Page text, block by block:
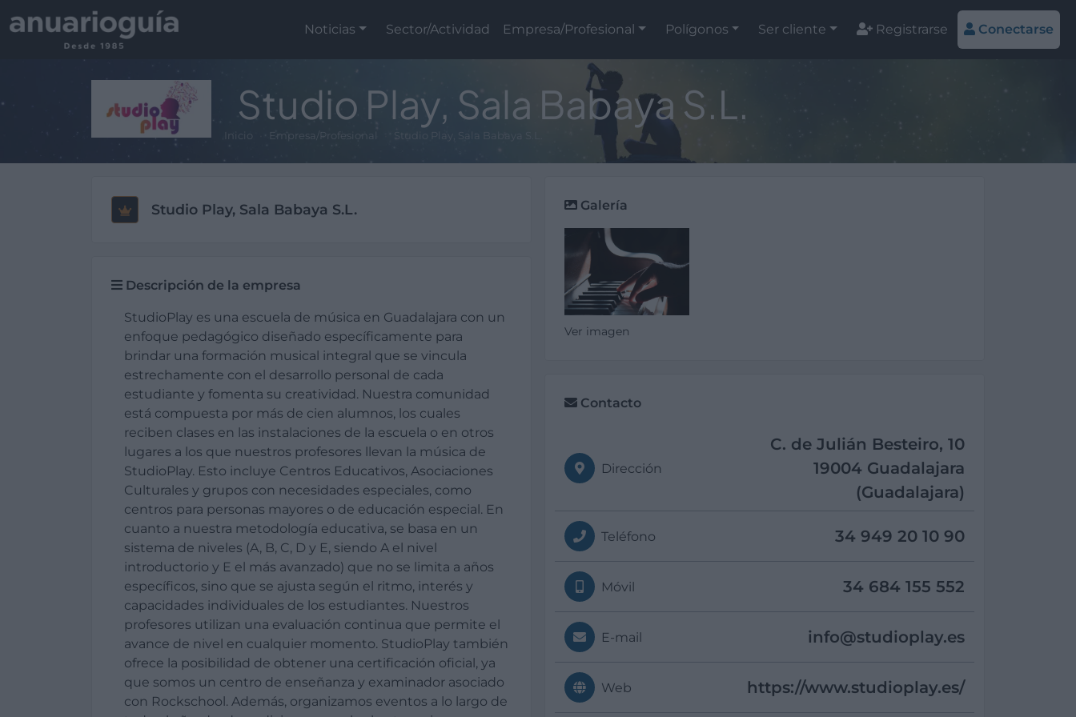
Noticias Sector/Actividad Empresa/Profesional Polígonos Ser cliente Registrarse Conectarse
Studio Play, Sala Babaya S.L.
Inicio Empresa/Profesional Studio Play, Sala Babaya S.L.
Studio Play, Sala Babaya S.L.
Descripción de la empresa
StudioPlay es una escuela de música en Guadalajara con un
enfoque pedagógico diseñado específicamente para
brindar una formación musical integral que se vincula
estrechamente con el desarrollo personal de cada
estudiante y fomenta su creatividad. Nuestra comunidad
está compuesta por más de cien alumnos, los cuales
reciben clases en las instalaciones de la escuela o en otros
lugares a los que nuestros profesores llevan la música de
StudioPlay. Esto incluye Centros Educativos, Asociaciones
Culturales y grupos con necesidades especiales, como
centros para personas mayores o de educación especial. En
cuanto a nuestra metodología educativa, se basa en un
sistema de niveles (A, B, C, D y E, siendo A el nivel
introductorio y E el más avanzado) que no se limita a años
específicos, sino que se ajusta según el ritmo, interés y
capacidades individuales de los estudiantes. Nuestros
profesores utilizan una evaluación continua que permite el
avance de nivel en cualquier momento. StudioPlay también
ofrece la posibilidad de obtener una certificación oficial, ya
que somos un centro de enseñanza y examinador asociado
con Rockschool. Además, organizamos eventos a lo largo de
Galería
Ver imagen
Contacto
Dirección
C. de Julián Besteiro, 10
19004 Guadalajara
(Guadalajara)
Teléfono 34 949 20 10 90
Móvil 34 684 155 552
E-mail info@studioplay.es
Web https://www.studioplay.es/